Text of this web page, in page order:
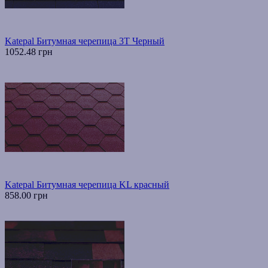
Katepal Битумная черепица 3T Черный
1052.48 грн
Katepal Битумная черепица KL красный
858.00 грн